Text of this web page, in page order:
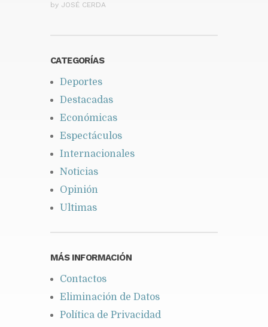
by JOSÉ CERDA
CATEGORÍAS
Deportes
Destacadas
Económicas
Espectáculos
Internacionales
Noticias
Opinión
Ultimas
MÁS INFORMACIÓN
Contactos
Eliminación de Datos
Política de Privacidad